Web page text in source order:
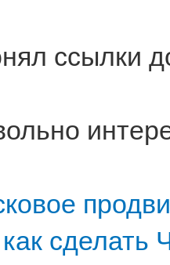
ссылки
сделать